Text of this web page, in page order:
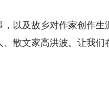
及故乡对作家创作生
散文家高洪波。让我们